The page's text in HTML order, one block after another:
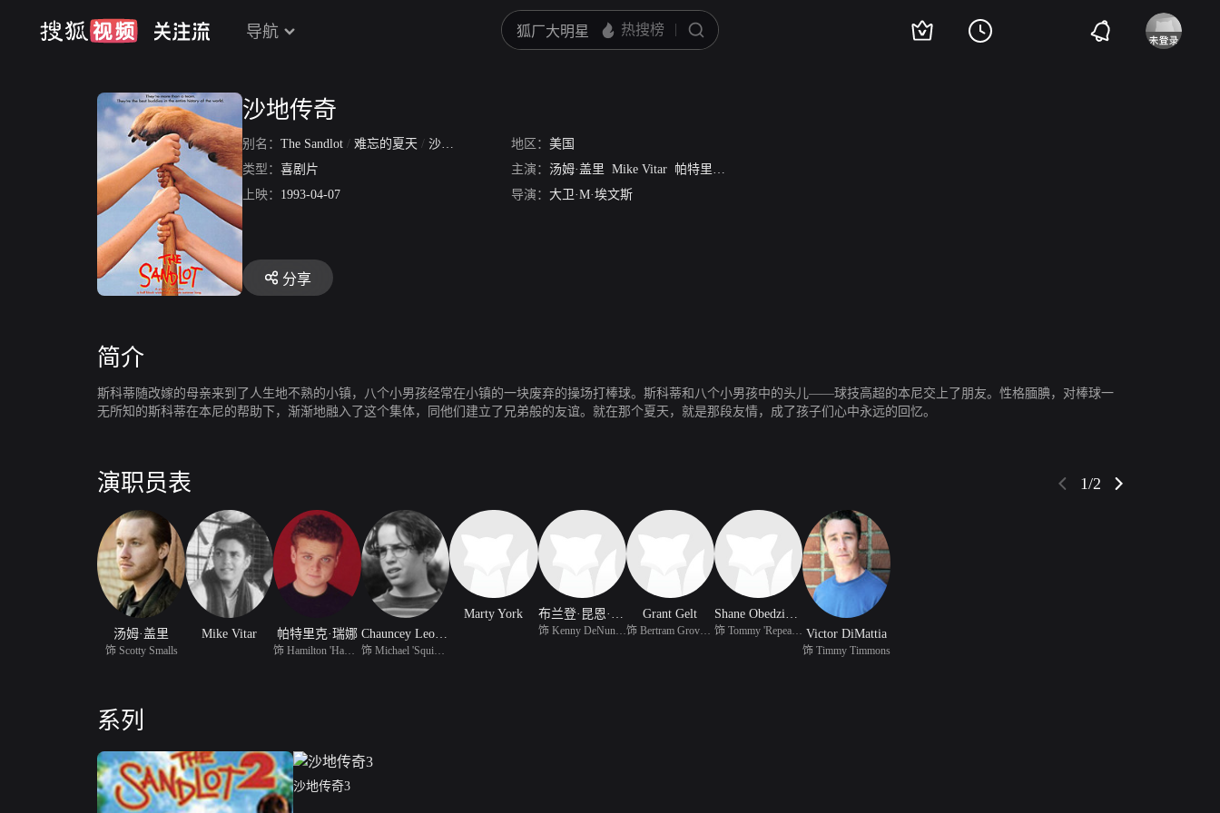
导航
沙地传奇
别名： The Sandlot / 难忘的夏天 / 沙地传奇1 地区： 美国
类型： 喜剧片 主演： 汤姆·盖里 Mike Vitar 帕特里克·瑞娜
上映： 1993-04-07 导演： 大卫·M·埃文斯
分享
简介
斯科蒂随改嫁的母亲来到了人生地不熟的小镇，八个小男孩经常在小镇的一块废弃的操场打棒球。斯科蒂和八个小男孩中的头儿——球技高超的本尼交上了朋友。性格腼腆，对棒球一
无所知的斯科蒂在本尼的帮助下，渐渐地融入了这个集体，同他们建立了兄弟般的友谊。就在那个夏天，就是那段友情，成了孩子们心中永远的回忆。
演职员表 1/2
汤姆·盖里
饰 Scotty Smalls
Mike Vitar 帕特里克·瑞娜
Marty York 布兰登·昆恩·亚当斯
饰 Kenny DeNunez (as Br
Grant Gelt
饰 Bertram Grover Weeks
Shane Obedzinski
饰 Tommy 'Repeat' Timmo Victor DiMattia
饰 Timmy Timmons
系列
沙地传奇3